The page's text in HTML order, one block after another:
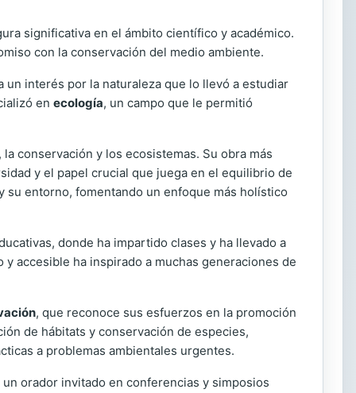
significativa en el ámbito científico y académico.
con la conservación del medio ambiente.
un interés por la naturaleza que lo llevó a estudiar
en ecología, un campo que le permitió
conservación y los ecosistemas. Su obra más
y el papel crucial que juega en el equilibrio de
entorno, fomentando un enfoque más holístico
donde ha impartido clases y ha llevado a
accesible ha inspirado a muchas generaciones de
, que reconoce sus esfuerzos en la promoción
de hábitats y conservación de especies,
a problemas ambientales urgentes.
orador invitado en conferencias y simposios